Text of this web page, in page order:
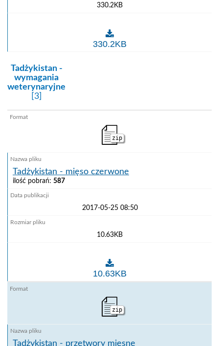
330.2KB
Świadectwo zdrowia dla jaj i produktów jajecznych
330.2KB
kategoria:
Tadżykistan -
wymagania
weterynaryjne
[3]
zip
Tadżykistan - mięso czerwone
ilość pobrań: 587
2017-05-25 08:50
10.63KB
Tadżykistan - mięso czerwone
10.63KB
zip
Tadżykistan - przetwory mięsne